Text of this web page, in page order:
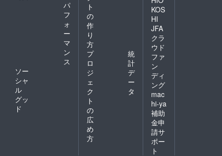
パ
フ
ォ
ー
マ
ン
ス
ソー
シャ
ル
グッ
ド
ト
の
作
り
方
プ
ロ
ジ
ェ
ク
ト
の
広
め
方
統
計
デ
ー
タ
KOS
HI
JFA
クラ
ウド
ファ
ン
ディ
ング
mac
hi-ya
補助
金申
請サ
ポー
ト